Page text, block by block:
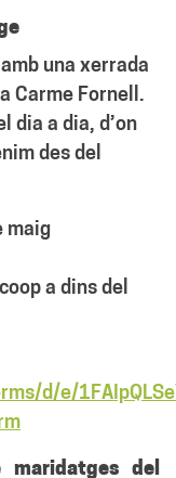
amb una xerrada
Carme Fornell.
dia a dia, d’on
des del
maig
a dins del
d/e/
maridatges del